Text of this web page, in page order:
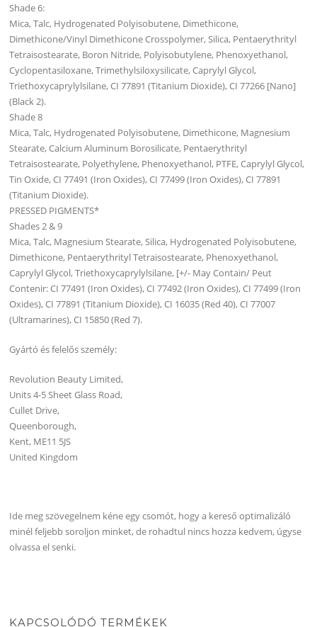
Shade 6:
Mica, Talc, Hydrogenated Polyisobutene, Dimethicone,
Dimethicone/Vinyl Dimethicone Crosspolymer, Silica, Pentaerythrityl
Tetraisostearate, Boron Nitride, Polyisobutylene, Phenoxyethanol,
Cyclopentasiloxane, Trimethylsiloxysilicate, Caprylyl Glycol,
Triethoxycaprylylsilane, CI 77891 (Titanium Dioxide), CI 77266 [Nano]
(Black 2).
Shade 8
Mica, Talc, Hydrogenated Polyisobutene, Dimethicone, Magnesium
Stearate, Calcium Aluminum Borosilicate, Pentaerythrityl
Tetraisostearate, Polyethylene, Phenoxyethanol, PTFE, Caprylyl Glycol,
Tin Oxide, CI 77491 (Iron Oxides), CI 77499 (Iron Oxides), CI 77891
(Titanium Dioxide).
PRESSED PIGMENTS*
Shades 2 & 9
Mica, Talc, Magnesium Stearate, Silica, Hydrogenated Polyisobutene,
Dimethicone, Pentaerythrityl Tetraisostearate, Phenoxyethanol,
Caprylyl Glycol, Triethoxycaprylylsilane, [+/- May Contain/ Peut
Contenir: CI 77491 (Iron Oxides), CI 77492 (Iron Oxides), CI 77499 (Iron
Oxides), CI 77891 (Titanium Dioxide), CI 16035 (Red 40), CI 77007
(Ultramarines), CI 15850 (Red 7).
Gyártó és felelős személy:
Revolution Beauty Limited,
Units 4-5 Sheet Glass Road,
Cullet Drive,
Queenborough,
Kent, ME11 5JS
United Kingdom
Ide meg szövegelnem kéne egy csomót, hogy a kereső optimalizáló
minél feljebb soroljon minket, de rohadtul nincs hozza kedvem, úgyse
olvassa el senki.
KAPCSOLÓDÓ TERMÉKEK